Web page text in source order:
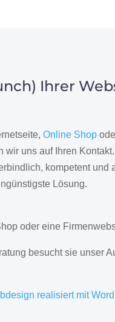
Ihrer
Online Shop
wir uns auf Ihren
kompetent und
Lösung.
oder eine
besucht sie unser
realisiert mit